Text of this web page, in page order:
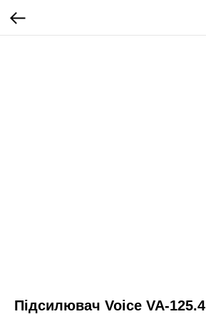
Підсилювач Voice VA-125.4